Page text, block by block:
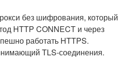
без шифрования, который
HTTP CONNECT и через
работать HTTPS.
TLS-соединения.